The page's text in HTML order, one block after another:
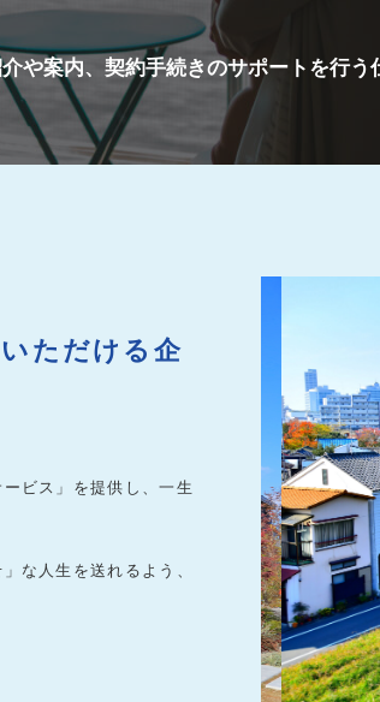
や案内、契約手続きのサポートを行う
ただける企
ビス」を提供し、一生
な人生を送れるよう、